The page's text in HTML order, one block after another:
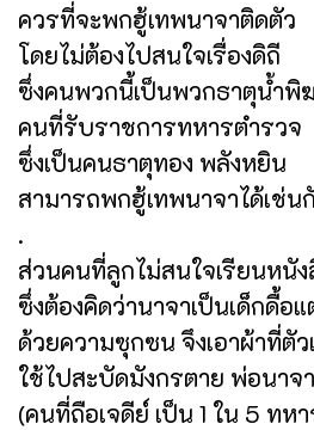
ควรที่จะพกฮู้เทพนาจาติดตัว
โดยไม่ต้องไปสนใจเรื่องดิถี
ซึ่งคนพวกนี้เป็นพวกธาตุน้ำพิ
คนที่รับราชการทหารตำรวจ
ซึ่งเป็นคนธาตุทอง พลังหยิน
สามารถพกฮู้เทพนาจาได้เช่น
.
ส่วนคนที่ลูกไม่สนใจเรียนหนัง
ซึ่งต้องคิดว่านาจาเป็นเด็กดื้อ
ด้วยความซุกซน จึงเอาผ้าที่ตัว
ใช้ไปสะบัดมังกรตาย พ่อนาจ
(คนที่ถือเจดีย์ เป็น 1 ใน 5 ทห